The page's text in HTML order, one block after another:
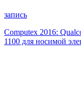
запись
Computex 2016:
1100 для носимой